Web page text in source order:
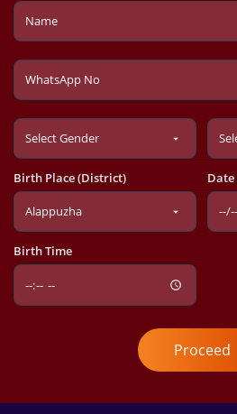
Birth Place (District)
Birth Time
Proceed